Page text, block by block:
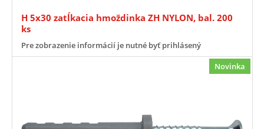
H 5x30 zatĺkacia hmoždinka ZH NYLON, bal. 200
ks
Pre zobrazenie informácií je nutné byť prihlásený
Novinka